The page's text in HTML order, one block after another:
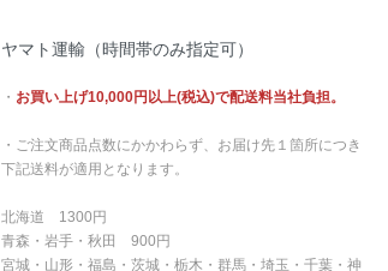
ヤマト運輸（時間帯のみ指定可）
・ お買い上げ10,000円以上(税込)で配送料当社負担。
・ご注文商品点数にかかわらず、お届け先１箇所につき
下記送料が適用となります。
北海道 1300円
青森・岩手・秋田 900円
宮城・山形・福島・茨城・栃木・群馬・埼玉・千葉・神